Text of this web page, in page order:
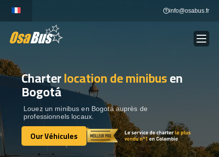
content
info@osabus.fr
LOCATION DE BUS Show dropdown
DESTINATIONS
OUR VÉHICULES
Charterlocation de minibusen
Bogotá
Louez un minibus en Bogotá auprès de
professionnels locaux.
Our Véhicules
Our Véhicules